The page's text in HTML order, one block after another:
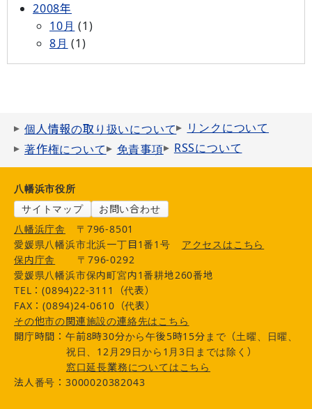
2008年
10月 (1)
8月 (1)
個人情報の取り扱いについて
リンクについて
著作権について
免責事項 RSSについて
八幡浜市役所
サイトマップ
お問い合わせ
八幡浜庁舎
〒796-8501
愛媛県八幡浜市北浜一丁目1番1号
アクセスはこちら
保内庁舎
〒796-0292
愛媛県八幡浜市保内町宮内1番耕地260番地
TEL：(0894)22-3111（代表）
FAX：(0894)24-0610（代表）
その他市の関連施設の連絡先はこちら
開庁時間：午前8時30分から午後5時15分まで（土曜、日曜、
祝日、12月29日から1月3日までは除く）
窓口延長業務についてはこちら
法人番号：3000020382043